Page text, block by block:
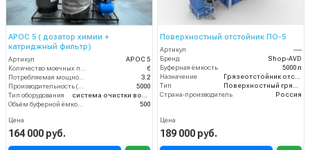
АРОС 5 ( дозатор химии +
катриджный фильтр)
Артикул
АРОС 5
Количество моечных постов (шт)
6
Потребляемая мощность (кВт)
3.2
Производительность (л/ч)
5000
Тип оборудования
система очистки воды
Объём буферной ёмкости (л)
500
Цена
164 000 руб.
Поверхностный отстойник ПО-5
Артикул
----
Бренд
Shop-AVD
Буферная ёмкость
5000 л
Назначение
Грязеотстойник отстойник для автомойки
Тип
Поверхностный грязеотстойник отстойник
Страна-производитель
Россия
Цена
189 000 руб.